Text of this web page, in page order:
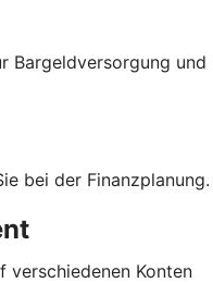
Bargeldversorgung und
bei der Finanzplanung.
verschiedenen Konten